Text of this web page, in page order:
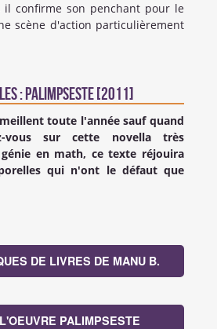
confirme son penchant pour le
scène d'action particulièrement
: Palimpseste [2011]
toute l'année sauf quand
vous sur cette novella très
en math, ce texte réjouira
qui n'ont le défaut que
DE LIVRES DE MANU B.
PALIMPSESTE